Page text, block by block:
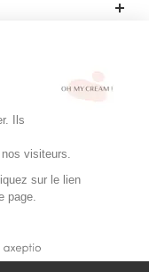
Ils
visiteurs.
sur le lien
page.